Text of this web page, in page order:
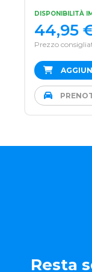
DISPONIBILITÀ
Prezzo
44,95
Resta